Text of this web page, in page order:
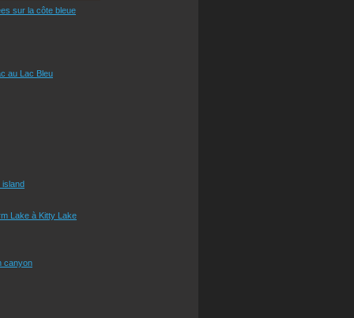
sur la côte bleue
au Lac Bleu
island
Lake à Kitty Lake
canyon